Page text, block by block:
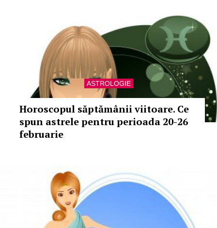
ASTROLOGIE
Horoscopul săptămânii viitoare. Ce
spun astrele pentru perioada 20-26
februarie